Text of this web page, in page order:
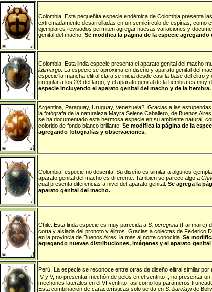
Colombia. Esta pequeñita especie endémica de Colombia presenta
extremadamente desarrolladas en un semicírculo de espinas, como
ejemplares revisados permiten agregar nuevas variaciones y
genital del macho. Se modifica la página de la especie
Colombia. Esta linda especie presenta el aparato genital del macho
latimargo. La especie se aproxima en diseño y aparato genital del
especie la mancha elitral clara se inicia desde casi la base del élitro
irregular a los 2/3 del largo, y el aparato genital de la hembra es muy
especie incluyendo el aparato genital del macho y de la hembra.
Argentina, Paraguay, Uruguay, Venezuela?. Gracias a las
la fotógrafa de la naturaleza Mayra Selene Caballero, de Buenos
se ha documentado esta hermosa especie en su ambiente natural,
colorido de fondo blanco brillante. Se modifica la página de la
agregando fotografías y observaciones.
Colombia. especie no descrita. Su diseño es similar a algunos
aparato genital del macho es diferente. Tambien se parece algo a
cual presenta diferencias a nivel del aparato genital. Se agrega la
aparato genital del macho.
Chile. Esta linda especie es muy parecida a S. peregrina (Fairmaire)
corta y aislada del pronoto y élitros. Gracias a colectas de Federico
en la provincia de Buenos Aires, la más al norte conocida. Se
agregando nuevas distribuciones, imágenes y el aparato
Perú. La especie se reconoce entre otras de diseño elitral similar
IV y V, no presentar mechón de pelos en el ventrito I, no presentar
mechones laterales en el VI ventrito, asi como los parámeros
Esta combinación de características solo se da en S. barclayide